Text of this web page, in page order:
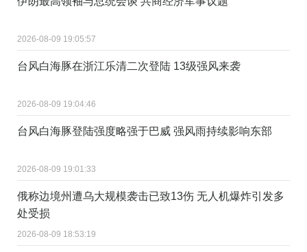
2026-08-09 19:05:57
台风白海豚在浙江乐清二次登陆 13级强风来袭
2026-08-09 19:04:46
台风白海豚登陆强度略强于巴威 强风雨持续影响东部
2026-08-09 19:01:33
俄称边境州遭乌大规模袭击已致13伤 无人机爆炸引发多
处受损
2026-08-09 18:53:19